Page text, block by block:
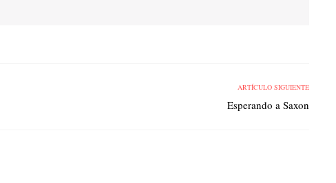
ARTÍCULO SIGUIENTE
Esperando a Saxon